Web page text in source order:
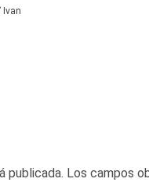
Ivan
publicada. Los campos